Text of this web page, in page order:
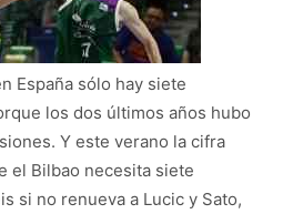
España sólo hay siete
los dos últimos años hubo
Y este verano la cifra
el Bilbao necesita siete
si no renueva a Lucic y Sato,